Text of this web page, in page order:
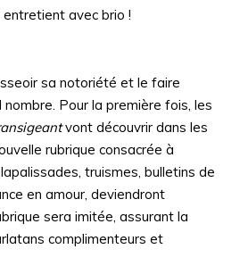
entretient avec brio !
sa notoriété et le faire
Pour la première fois, les
vont découvrir dans les
rubrique consacrée à
truismes, bulletins de
en amour, deviendront
sera imitée, assurant la
complimenteurs et